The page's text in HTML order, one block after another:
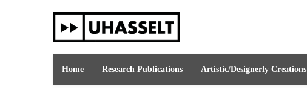
Home Research Publications Artistic/Designerly Creations